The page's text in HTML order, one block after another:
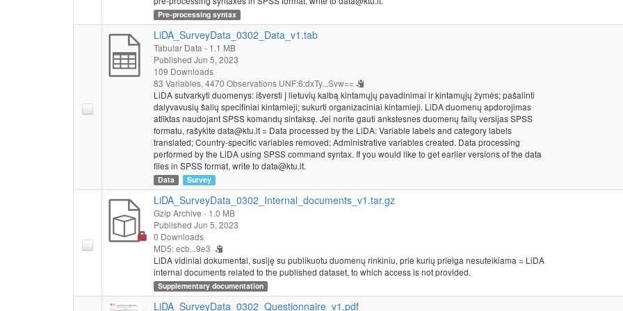
Pre-processing syntax
LiDA_SurveyData_0302_Data_v1.tab
Tabular Data - 1.1 MB
Published Jun 5, 2023
109 Downloads
83 Variables, 4470 Observations UNF:6:dxTy...Svw==
LiDA sutvarkyti duomenys: išversti į lietuvių kalbą kintamųjų pavadinimai ir kintamųjų žymės; pašalinti
dalyvavusių šalių specifiniai kintamieji; sukurti organizaciniai kintamieji. LiDA duomenų apdorojimas
atliktas naudojant SPSS komandų sintaksę. Jei norite gauti ankstesnes duomenų failų versijas SPSS
formatu, rašykite data@ktu.lt = Data processed by the LiDA: Variable labels and category labels
translated; Country-specific variables removed; Administrative variables created. Data processing
performed by the LiDA using SPSS command syntax. If you would like to get earlier versions of the data
files in SPSS format, write to data@ktu.lt.
Data Survey
LiDA_SurveyData_0302_Internal_documents_v1.tar.gz
Gzip Archive - 1.0 MB
Published Jun 5, 2023
0 Downloads
MD5: ecb...9e3
LiDA vidiniai dokumentai, susiję su publikuotu duomenų rinkiniu, prie kurių prieiga nesuteikiama = LiDA
internal documents related to the published dataset, to which access is not provided.
Supplementary documentation
LiDA_SurveyData_0302_Questionnaire_v1.pdf